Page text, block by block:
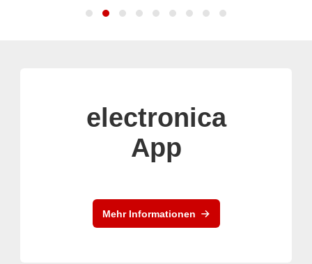
electronica
App
Mehr Informationen